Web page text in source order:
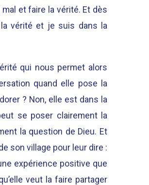
et faire la vérité. Et dès
vérité et je suis dans la
qui nous permet alors
quand elle pose la
? Non, elle est dans la
se poser clairement la
la question de Dieu. Et
son village pour leur dire :
expérience positive que
veut la faire partager